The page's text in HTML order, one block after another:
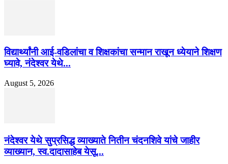
विद्यार्थ्यांनी आई-वडिलांचा व शिक्षकांचा सन्मान राखून ध्येयाने शिक्षण
घ्यावे, नंदेश्वर येथे...
August 5, 2026
नंदेश्वर येथे सुप्रसिद्ध व्याख्याते नितीन चंदनशिवे यांचे जाहीर
व्याख्यान, स्व.दादासाहेब येसू...